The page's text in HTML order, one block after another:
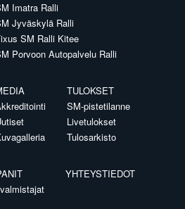
Imatra Ralli
Jyväskylä Ralli
SM Ralli Kitee
Porvoon Autopalvelu Ralli
TULOKSET
SM-pistetilanne
Livetulokset
Tulosarkisto
YHTEYSTIEDOT